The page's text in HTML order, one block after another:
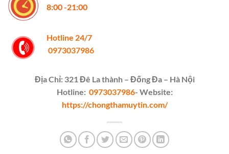
8:00 -21:00
Hotline 24/7
0973037986
Địa Chỉ: 321 Đê La thành – Đống Đa – Hà Nội
Hotline: 0973037986- Website:
https://chongthamuytin.com/